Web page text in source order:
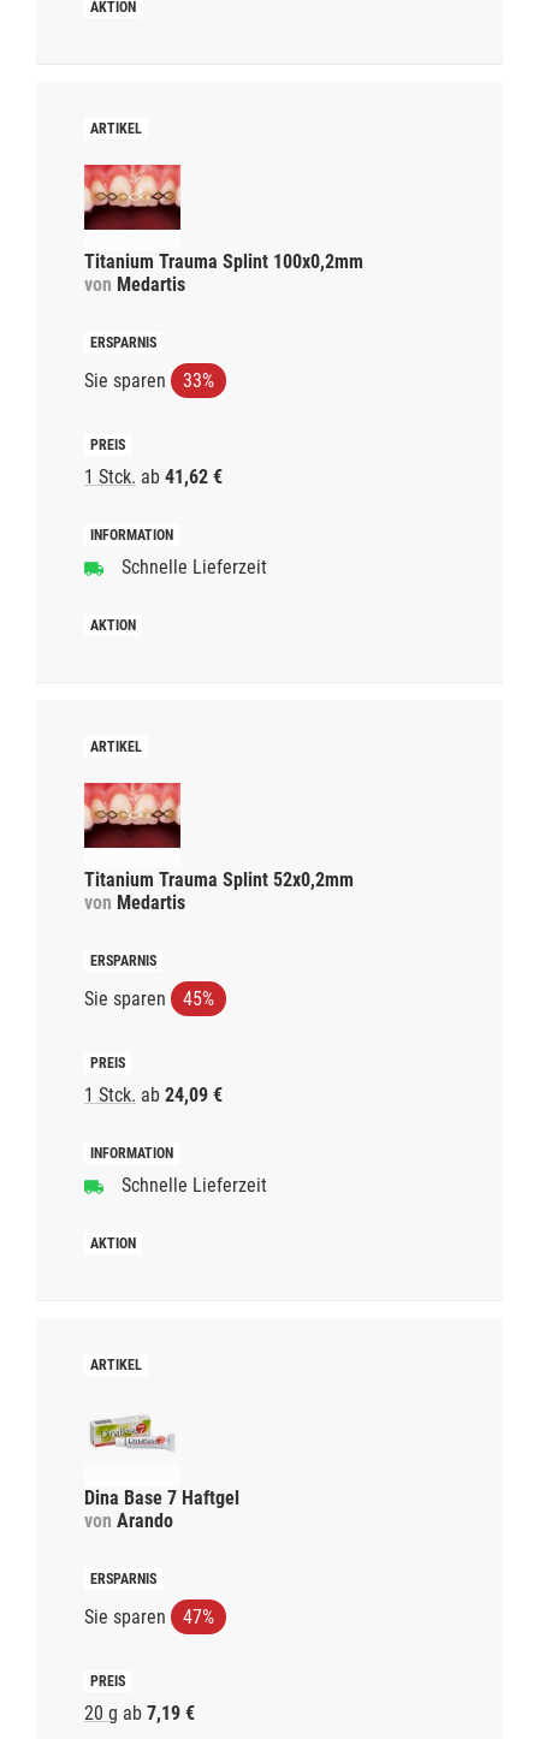
Titanium Trauma Splint 100x0,2mm
von Medartis
Sie sparen 33%
1 Stck. ab 41,62 €
Schnelle Lieferzeit
Titanium Trauma Splint 52x0,2mm
von Medartis
Sie sparen 45%
1 Stck. ab 24,09 €
Schnelle Lieferzeit
Dina Base 7 Haftgel
von Arando
Sie sparen 47%
20 g ab 7,19 €